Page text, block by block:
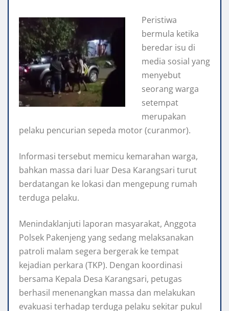
Peristiwa
bermula ketika
beredar isu di
media sosial yang
menyebut
seorang warga
setempat
merupakan
pelaku pencurian sepeda motor (curanmor).
Informasi tersebut memicu kemarahan warga,
bahkan massa dari luar Desa Karangsari turut
berdatangan ke lokasi dan mengepung rumah
terduga pelaku.
Menindaklanjuti laporan masyarakat, Anggota
Polsek Pakenjeng yang sedang melaksanakan
patroli malam segera bergerak ke tempat
kejadian perkara (TKP). Dengan koordinasi
bersama Kepala Desa Karangsari, petugas
berhasil menenangkan massa dan melakukan
evakuasi terhadap terduga pelaku sekitar pukul